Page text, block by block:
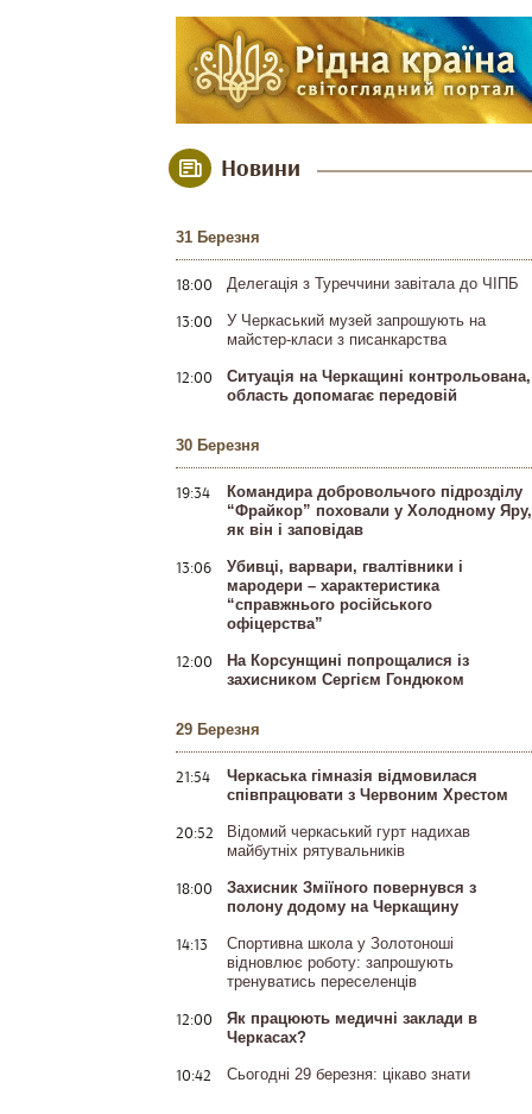
Новини
31 Березня
18:00 Делегація з Туреччини завітала до ЧІПБ
13:00
У Черкаський музей запрошують на
майстер-класи з писанкарства
12:00
Ситуація на Черкащині контрольована,
область допомагає передовій
30 Березня
19:34
Командира добровольчого підрозділу
“Фрайкор” поховали у Холодному Яру,
як він і заповідав
13:06
Убивці, варвари, гвалтівники і
мародери – характеристика
“справжнього російського
офіцерства”
12:00
На Корсунщині попрощалися із
захисником Сергієм Гондюком
29 Березня
21:54
Черкаська гімназія відмовилася
співпрацювати з Червоним Хрестом
20:52
Відомий черкаський гурт надихав
майбутніх рятувальників
18:00
Захисник Зміїного повернувся з
полону додому на Черкащину
14:13
Спортивна школа у Золотоноші
відновлює роботу: запрошують
тренуватись переселенців
12:00
Як працюють медичні заклади в
Черкасах?
10:42 Сьогодні 29 березня: цікаво знати